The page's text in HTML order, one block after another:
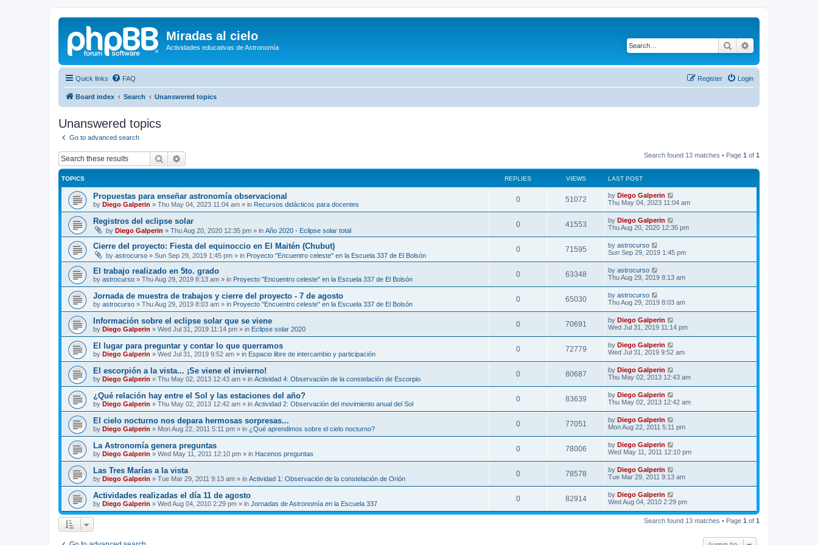
Miradas al cielo
Actividades educativas de Astronomía Search
Quick links FAQ Login
Register
Board index Search Unanswered topics
Unanswered topics
Go to advanced search
Search Search found 13 matches • Page 1 of 1
TOPICS REPLIES VIEWS LAST POST
Propuestas para enseñar astronomía observacional
by Diego Galperin » Thu May 04, 2023 11:04 am » in Recursos didácticos para docentes
0 51072 by Diego Galperin
Thu May 04, 2023 11:04 am
Registros del eclipse solar
by Diego Galperin » Thu Aug 20, 2020 12:35 pm » in Año 2020 - Eclipse solar total
0 41553 by Diego Galperin
Thu Aug 20, 2020 12:35 pm
Cierre del proyecto: Fiesta del equinoccio en El Maitén (Chubut)
by astrocurso » Sun Sep 29, 2019 1:45 pm » in Proyecto "Encuentro celeste" en la Escuela 337 de El Bolsón
0 71595 by astrocurso
Sun Sep 29, 2019 1:45 pm
El trabajo realizado en 5to. grado
by astrocurso » Thu Aug 29, 2019 8:13 am » in Proyecto "Encuentro celeste" en la Escuela 337 de El Bolsón
0 63348 by astrocurso
Thu Aug 29, 2019 8:13 am
Jornada de muestra de trabajos y cierre del proyecto - 7 de agosto
by astrocurso » Thu Aug 29, 2019 8:03 am » in Proyecto "Encuentro celeste" en la Escuela 337 de El Bolsón
0 65030 by astrocurso
Thu Aug 29, 2019 8:03 am
Información sobre el eclipse solar que se viene
by Diego Galperin » Wed Jul 31, 2019 11:14 pm » in Eclipse solar 2020
0 70691 by Diego Galperin
Wed Jul 31, 2019 11:14 pm
El lugar para preguntar y contar lo que querramos
by Diego Galperin » Wed Jul 31, 2019 9:52 am » in Espacio libre de intercambio y participación
0 72779 by Diego Galperin
Wed Jul 31, 2019 9:52 am
El escorpión a la vista... ¡Se viene el invierno!
by Diego Galperin » Thu May 02, 2013 12:43 am » in Actividad 4: Observación de la constelación de Escorpio
0 80687 by Diego Galperin
Thu May 02, 2013 12:43 am
¿Qué relación hay entre el Sol y las estaciones del año?
by Diego Galperin » Thu May 02, 2013 12:42 am » in Actividad 2: Observación del movimiento anual del Sol
0 83639 by Diego Galperin
Thu May 02, 2013 12:42 am
El cielo nocturno nos depara hermosas sorpresas...
by Diego Galperin » Mon Aug 22, 2011 5:11 pm » in ¿Qué aprendimos sobre el cielo nocturno?
0 77051 by Diego Galperin
Mon Aug 22, 2011 5:11 pm
La Astronomía genera preguntas
by Diego Galperin » Wed May 11, 2011 12:10 pm » in Hacenos preguntas
0 78006 by Diego Galperin
Wed May 11, 2011 12:10 pm
Las Tres Marías a la vista
by Diego Galperin » Tue Mar 29, 2011 9:13 am » in Actividad 1: Observación de la constelación de Orión
0 78578 by Diego Galperin
Tue Mar 29, 2011 9:13 am
Actividades realizadas el día 11 de agosto
by Diego Galperin » Wed Aug 04, 2010 2:29 pm » in Jornadas de Astronomía en la Escuela 337
0 82914 by Diego Galperin
Wed Aug 04, 2010 2:29 pm
Search found 13 matches • Page 1 of 1